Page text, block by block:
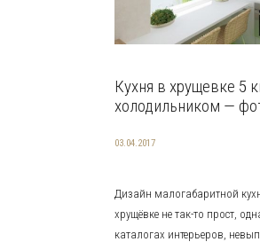
Кухня в хрущевке 5
холодильником —
03.04.2017
Дизайн малогабаритной
хрущёвке не так-то прост,
каталогах интерьеров,